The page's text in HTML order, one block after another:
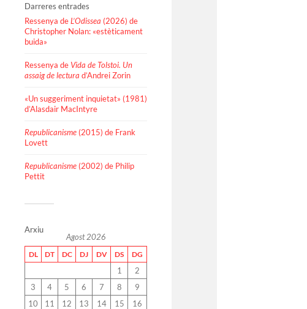
Darreres entrades
Ressenya deL’Odissea (2026) de
Christopher Nolan: «estèticament
buida»
Ressenya de Vida de Tolstoi. Un
assaig de lectura d’Andrei Zorin
«Un suggeriment inquietat» (1981)
d’Alasdair MacIntyre
Republicanisme (2015) de Frank
Lovett
Republicanisme (2002) de Philip
Pettit
Arxiu
Agost 2026
DL DT DC DJ DV DS DG
1
2
3
4 5 6 7 8
9
10
11 12 13 14 15
16